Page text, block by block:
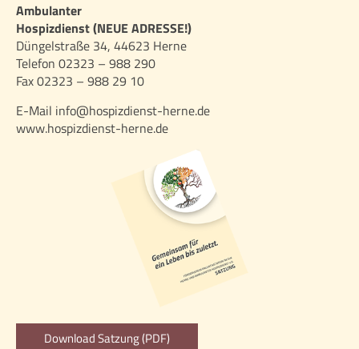
Ambulanter
Hospizdienst (NEUE ADRESSE!)
Düngelstraße 34, 44623 Herne
Telefon 02323 – 988 290
Fax 02323 – 988 29 10
E-Mail info@hospizdienst-herne.de
www.hospizdienst-herne.de
Download Satzung (PDF)